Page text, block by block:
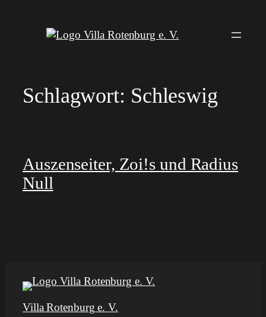
Schlagwort: Schleswig
Auszenseiter, Zoi!s und Radius
Null
Villa Rotenburg e. V.